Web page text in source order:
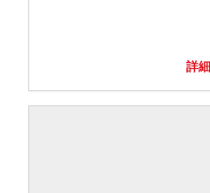
詳細